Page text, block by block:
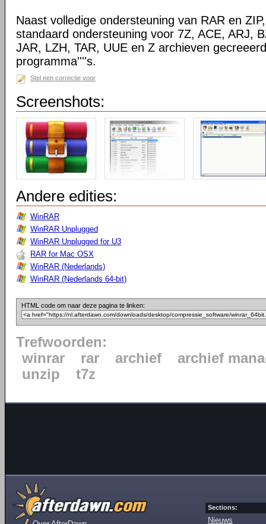
Naast volledige ondersteuning van RAR en
standaard ondersteuning voor 7Z, ACE, ARJ,
JAR, LZH, TAR, UUE en Z archieven
programma''''s.
Stel een correctie voor
Screenshots:
Andere edities:
WinRAR
WinRAR Unplugged
WinRAR Unplugged for U3
RAR for Mac OSX
WinRAR (Nederlands)
WinRAR (Nederlands 64-bit)
HTML code om naar deze pagina te linken:
Trefwoorden:
winrar
rar archief
archief
unzip
t7z
Sections:
Nieuws